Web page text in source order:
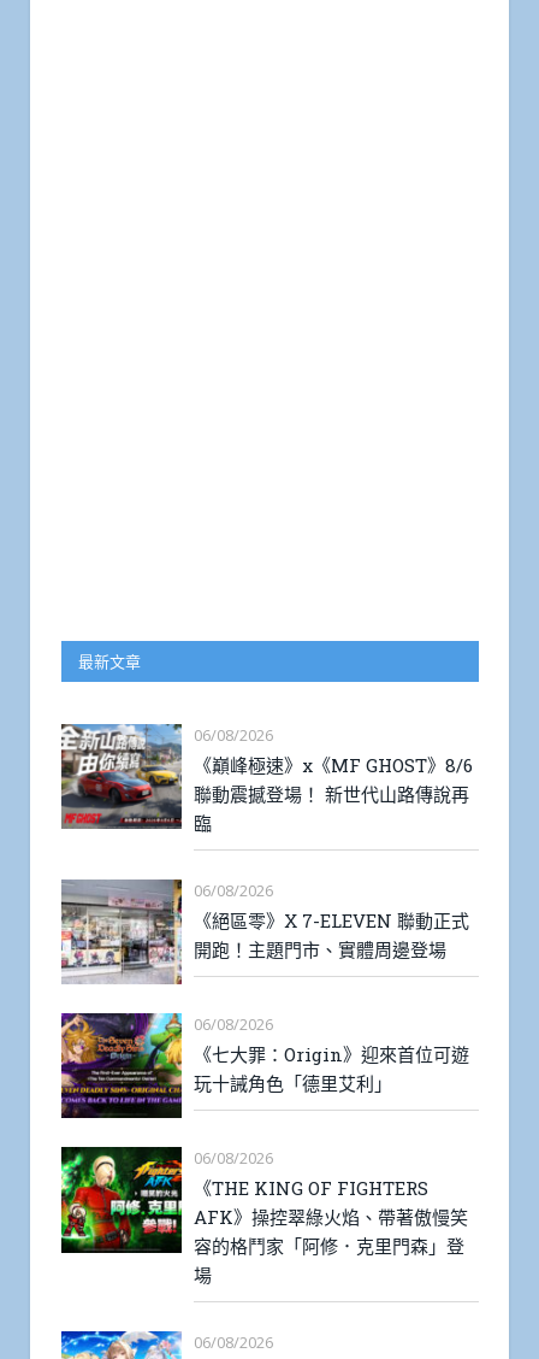
最新文章
06/08/2026
《巔峰極速》x《MF GHOST》8/6
聯動震撼登場！ 新世代山路傳說再
臨
06/08/2026
《絕區零》X 7-ELEVEN 聯動正式
開跑！主題門市、實體周邊登場
06/08/2026
《七大罪：Origin》迎來首位可遊
玩十誡角色「德里艾利」
06/08/2026
《THE KING OF FIGHTERS
AFK》操控翠綠火焰、帶著傲慢笑
容的格鬥家「阿修．克里門森」登
場
06/08/2026